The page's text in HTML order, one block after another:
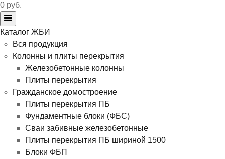
0 руб.
Каталог ЖБИ
Вся продукция
Колонны и плиты перекрытия
Железобетонные колонны
Плиты перекрытия
Гражданское домостроение
Плиты перекрытия ПБ
Фундаментные блоки (ФБС)
Сваи забивные железобетонные
Плиты перекрытия ПБ шириной 1500
Блоки ФБП